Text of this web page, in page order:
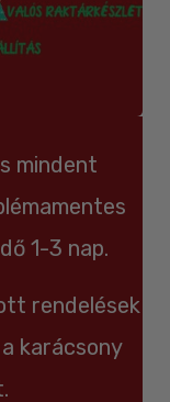
mindent
1-3 nap.
rendelések
karácsony